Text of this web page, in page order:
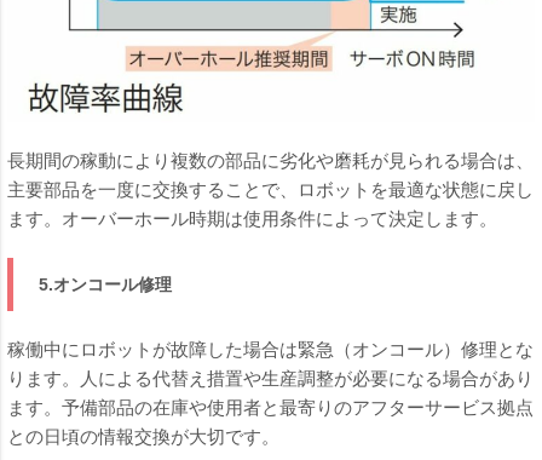
長期間の稼動により複数の部品に劣化や磨耗が見られる場合は、
主要部品を一度に交換することで、ロボットを最適な状態に戻し
ます。オーバーホール時期は使用条件によって決定します。
5.オンコール修理
稼働中にロボットが故障した場合は緊急（オンコール）修理とな
ります。人による代替え措置や生産調整が必要になる場合があり
ます。予備部品の在庫や使用者と最寄りのアフターサービス拠点
との日頃の情報交換が大切です。